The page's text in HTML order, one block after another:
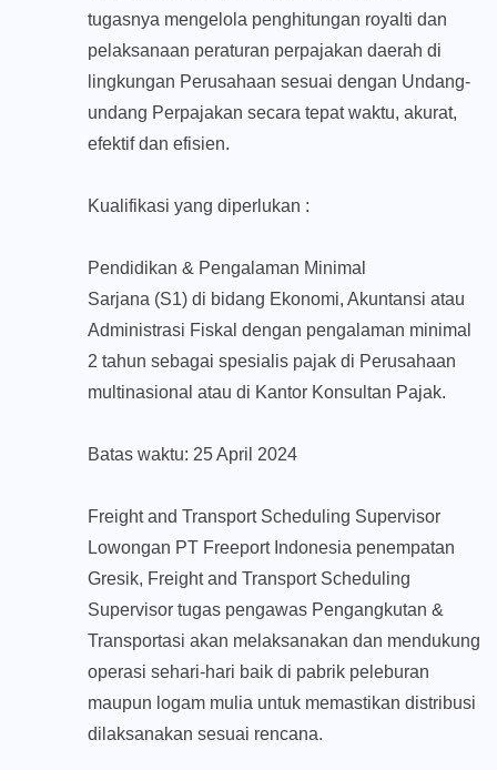
tugasnya mengelola penghitungan royalti dan
pelaksanaan peraturan perpajakan daerah di
lingkungan Perusahaan sesuai dengan Undang-
undang Perpajakan secara tepat waktu, akurat,
efektif dan efisien.
Kualifikasi yang diperlukan :
Pendidikan & Pengalaman Minimal
Sarjana (S1) di bidang Ekonomi, Akuntansi atau
Administrasi Fiskal dengan pengalaman minimal
2 tahun sebagai spesialis pajak di Perusahaan
multinasional atau di Kantor Konsultan Pajak.
Batas waktu: 25 April 2024
Freight and Transport Scheduling Supervisor
Lowongan PT Freeport Indonesia penempatan
Gresik, Freight and Transport Scheduling
Supervisor tugas pengawas Pengangkutan &
Transportasi akan melaksanakan dan mendukung
operasi sehari-hari baik di pabrik peleburan
maupun logam mulia untuk memastikan distribusi
dilaksanakan sesuai rencana.